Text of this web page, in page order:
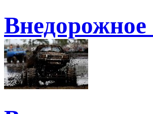
Внедорожное